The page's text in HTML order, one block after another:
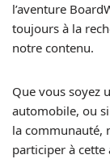
l’aventure
toujours à la
notre contenu.
Que vous soyez
automobile, ou
la communauté,
participer à